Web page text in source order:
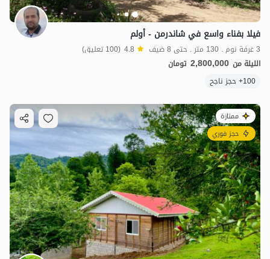
فيلا بفناء واسع في شاندرمن - أولم
3 غرفة نوم . 130 متر . حتى 8 ضيف 4.8 (100 تعليق)
الليلة من 2,800,000 تومان
100+ حجز ناجح
ممتازة
حجز فوري